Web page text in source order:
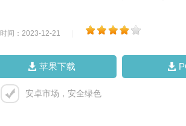
时间：2023-12-21
苹果下载
安卓市场，安全绿色